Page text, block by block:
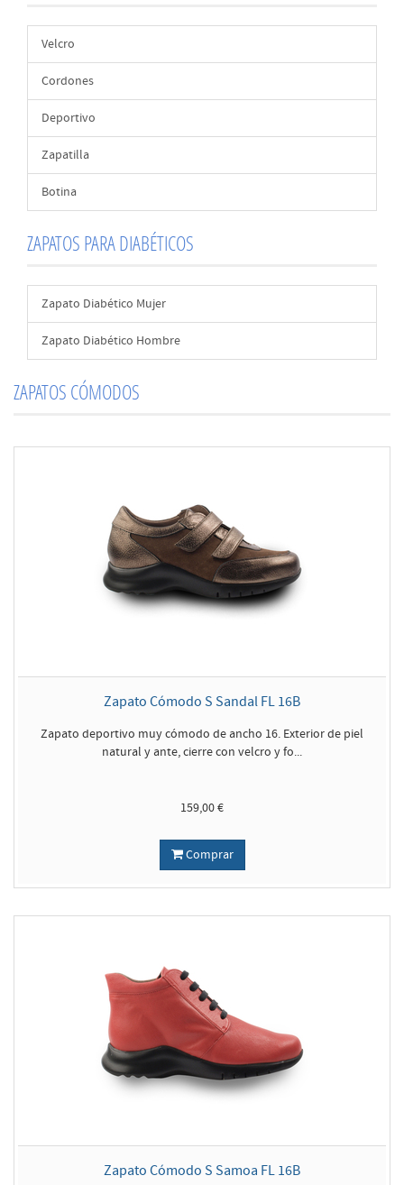
Velcro
Cordones
Deportivo
Zapatilla
Botina
ZAPATOS PARA DIABÉTICOS
Zapato Diabético Mujer
Zapato Diabético Hombre
ZAPATOS CÓMODOS
Zapato Cómodo S Sandal FL 16B
Zapato deportivo muy cómodo de ancho 16. Exterior de piel
natural y ante, cierre con velcro y fo...
159,00 €
Comprar
Zapato Cómodo S Samoa FL 16B